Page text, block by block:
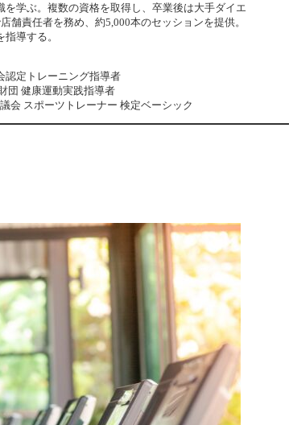
学ぶ。複数の資格を取得し、卒業後は大手ダイエ
舗責任者を務め、約5,000本のセッションを提供。
導する。
認定トレーニング指導者
団 健康運動実践指導者
会 スポーツトレーナー 検定ベーシック